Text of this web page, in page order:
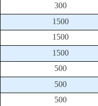
300
1500
1500
1500
500
500
500